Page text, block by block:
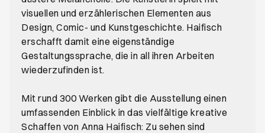
visuellen und erzählerischen Elementen aus
Design, Comic- und Kunstgeschichte. Haifisch
erschafft damit eine eigenständige
Gestaltungssprache, die in all ihren Arbeiten
wiederzufinden ist.
Mit rund 300 Werken gibt die Ausstellung einen
umfassenden Einblick in das vielfältige kreative
Schaffen von Anna Haifisch: Zu sehen sind